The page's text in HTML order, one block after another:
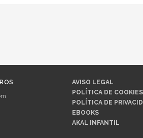
AVISO LEGAL
POLÍTICA DE COOKIES
POLÍTICA DE
EBOOKS
AKAL INFANTIL